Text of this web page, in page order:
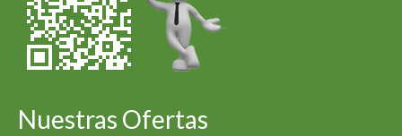
Nuestras Ofertas